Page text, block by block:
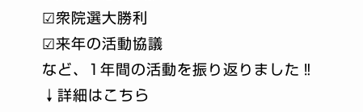
☑︎衆院選大勝利
☑︎来年の活動協議
など、1年間の活動を振り返りました ‼︎
↓詳細はこちら